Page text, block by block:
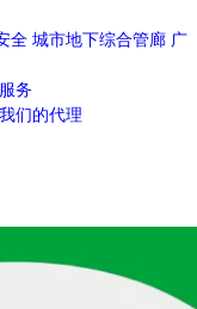
全 城市地下综合管廊 广
务
们的代理